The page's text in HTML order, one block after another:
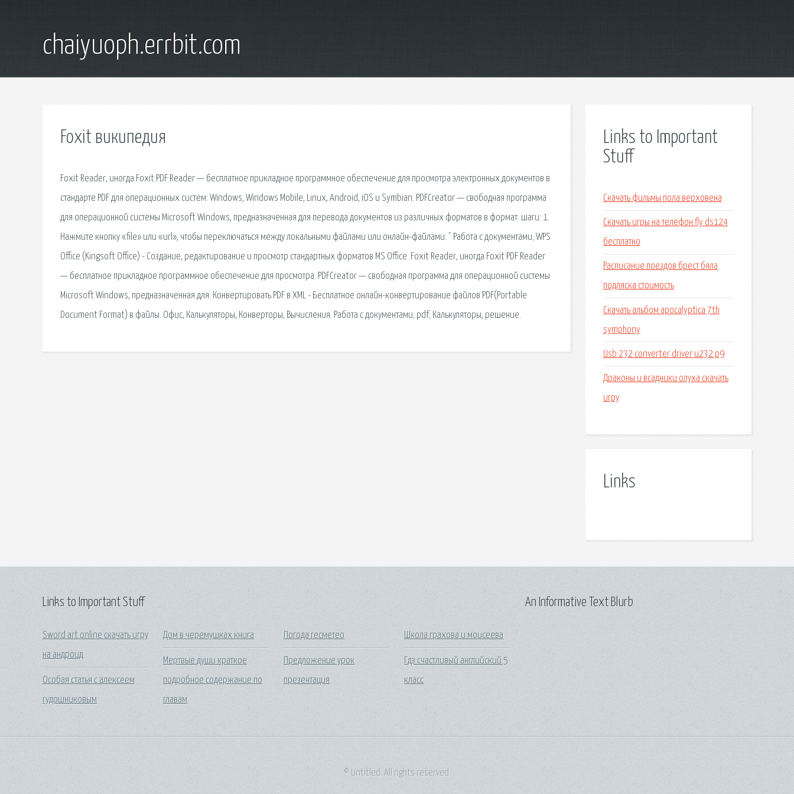
chaiyuoph.errbit.com
Foxit википедия
Foxit Reader, иногда Foxit PDF Reader — бесплатное прикладное программное обеспечение для просмотра электронных документов в
стандарте PDF для операционных систем: Windows, Windows Mobile, Linux, Android, iOS и Symbian. PDFCreator — свободная программа
для операционной системы Microsoft Windows, предназначенная для перевода документов из различных форматов в формат. шаги: 1.
Нажмите кнопку «file» или «url», чтобы переключаться между локальными файлами или онлайн-файлами. ˇ Работа с документами; WPS
Office (Kingsoft Office) - Создание, редактирование и просмотр стандартных форматов MS Office. Foxit Reader, иногда Foxit PDF Reader
— бесплатное прикладное программное обеспечение для просмотра. PDFCreator — свободная программа для операционной системы
Microsoft Windows, предназначенная для. Конвертировать PDF в XML - Бесплатное онлайн-конвертирование файлов PDF(Portable
Document Format) в файлы. Офис, Калькуляторы, Конверторы, Вычисления. Работа с документами; pdf; Калькуляторы, решение.
Links to Important
Stuff
Скачать фильмы пола верховена
Скачать игры на телефон fly ds124
бесплатно
Расписание поездов брест бяла
подляска стоимость
Скачать альбом apocalyptica 7th
symphony
Usb 232 converter driver u232 p9
Драконы и всадники олуха скачать
игру
Links
Links to Important Stuff
Sword art online скачать игру
на андроид
Особая статья с алексеем
гудошниковым
Дом в черемушках книга
Мертвые души краткое
подробное содержание по
главам
Погода гесметео
Предложение урок
презентация
Школа грахова и моисеева
Гдз счастливый английский 5
класс
An Informative Text Blurb
© Untitled. All rights reserved.